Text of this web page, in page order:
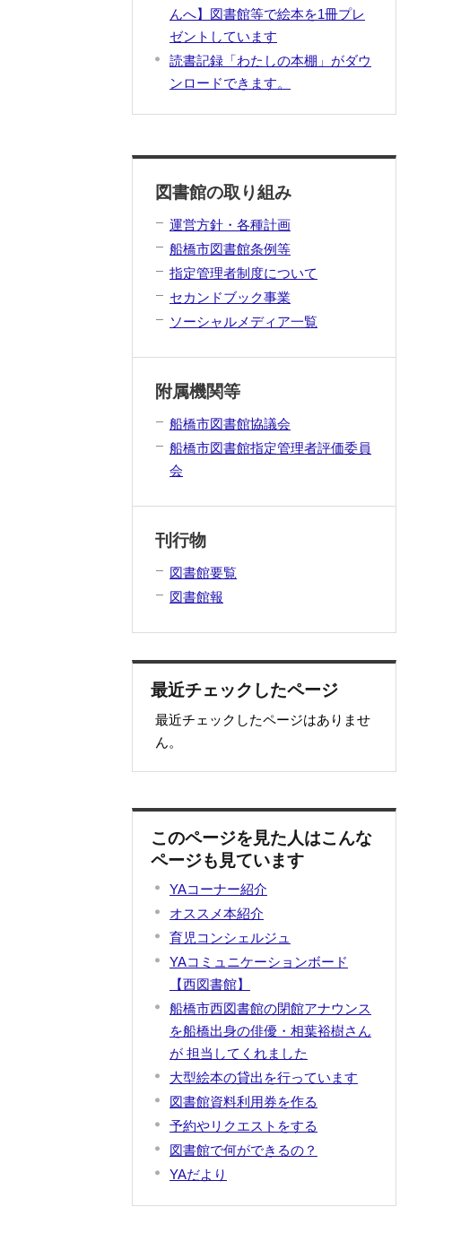
んへ】図書館等で絵本を1冊プレ
ゼントしています
読書記録「わたしの本棚」がダウ
ンロードできます。
図書館の取り組み
運営方針・各種計画
船橋市図書館条例等
指定管理者制度について
セカンドブック事業
ソーシャルメディア一覧
附属機関等
船橋市図書館協議会
船橋市図書館指定管理者評価委員
会
刊行物
図書館要覧
図書館報
最近チェックしたページ
最近チェックしたページはありませ
ん。
このページを見た人はこんな
ページも見ています
YAコーナー紹介
オススメ本紹介
育児コンシェルジュ
YAコミュニケーションボード
【西図書館】
船橋市西図書館の閉館アナウンス
を船橋出身の俳優・相葉裕樹さん
が 担当してくれました
大型絵本の貸出を行っています
図書館資料利用券を作る
予約やリクエストをする
図書館で何ができるの？
YAだより